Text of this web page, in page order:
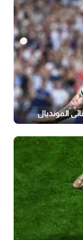
المونديال